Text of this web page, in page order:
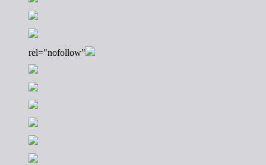
rel="nofollow"